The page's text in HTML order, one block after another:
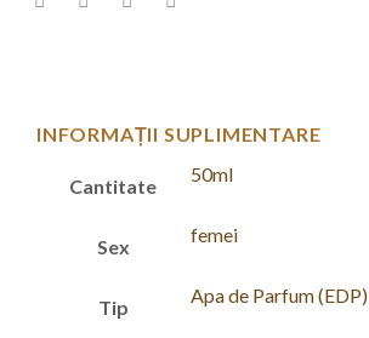
INFORMAȚII SUPLIMENTARE
Cantitate
50ml
Sex
femei
Tip
Apa de Parfum (EDP)